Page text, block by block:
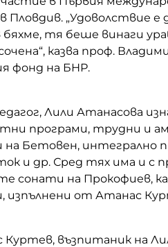
Пловдив. „Удоволствие е
тя беше винаги
казва проф.
фонд на БНР.
Лили Атанасова
програми, трудни и
на Бетовен, интегрално
и др. Сред тях има и с
сонати на Прокофиев,
изпълнени от Атанас
Куртев, възпитаник на